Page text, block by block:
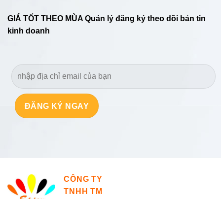
GIÁ TỐT THEO MÙA Quản lý đăng ký theo dõi bản tin
kinh doanh
CÔNG TY
TNHH TM